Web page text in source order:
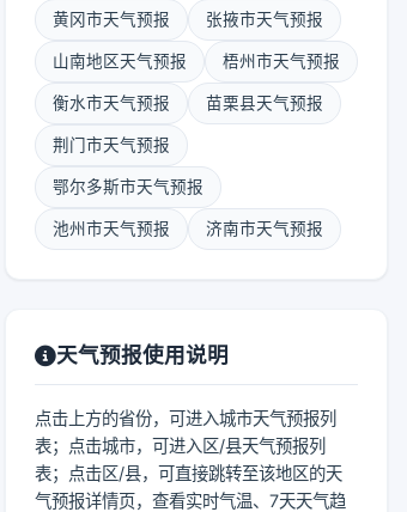
黄冈市天气预报 张掖市天气预报
山南地区天气预报 梧州市天气预报
衡水市天气预报 苗栗县天气预报
荆门市天气预报
鄂尔多斯市天气预报
池州市天气预报 济南市天气预报
天气预报使用说明
点击上方的省份，可进入城市天气预报列
表；点击城市，可进入区/县天气预报列
表；点击区/县，可直接跳转至该地区的天
气预报详情页，查看实时气温、7天天气趋